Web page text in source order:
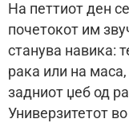
На петтиот ден
почетокот им
станува навика:
рака или на
задниот џеб од
Универзитетот